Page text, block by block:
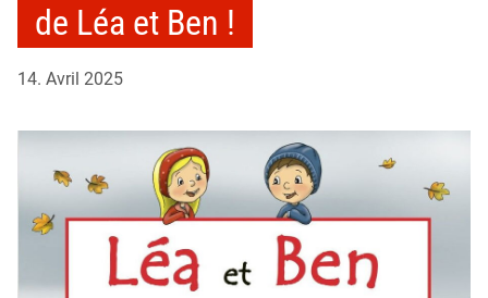
de Léa et Ben !
14. Avril 2025